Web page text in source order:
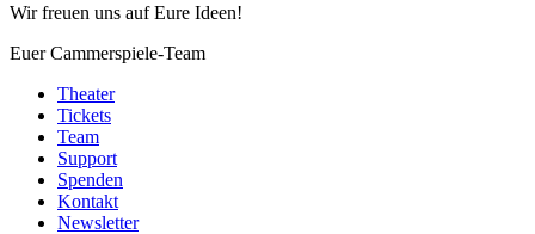
Wir freuen uns auf Eure Ideen!
Euer Cammerspiele-Team
Theater
Tickets
Team
Support
Spenden
Kontakt
Newsletter